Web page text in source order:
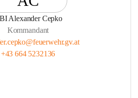
Alexander Cepko
Kommandant
+43 664 5232136